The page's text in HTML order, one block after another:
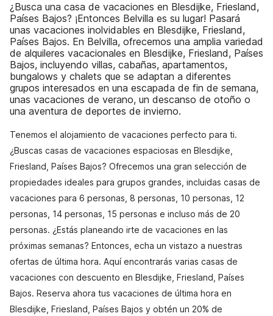
¿Busca una casa de vacaciones en Blesdijke, Friesland,
Países Bajos? ¡Entonces Belvilla es su lugar! Pasará
unas vacaciones inolvidables en Blesdijke, Friesland,
Países Bajos. En Belvilla, ofrecemos una amplia variedad
de alquileres vacacionales en Blesdijke, Friesland, Países
Bajos, incluyendo villas, cabañas, apartamentos,
bungalows y chalets que se adaptan a diferentes
grupos interesados en una escapada de fin de semana,
unas vacaciones de verano, un descanso de otoño o
una aventura de deportes de invierno.
Tenemos el alojamiento de vacaciones perfecto para ti.
¿Buscas casas de vacaciones espaciosas en Blesdijke,
Friesland, Países Bajos? Ofrecemos una gran selección de
propiedades ideales para grupos grandes, incluidas casas de
vacaciones para 6 personas, 8 personas, 10 personas, 12
personas, 14 personas, 15 personas e incluso más de 20
personas. ¿Estás planeando irte de vacaciones en las
próximas semanas? Entonces, echa un vistazo a nuestras
ofertas de última hora. Aquí encontrarás varias casas de
vacaciones con descuento en Blesdijke, Friesland, Países
Bajos. Reserva ahora tus vacaciones de última hora en
Blesdijke, Friesland, Países Bajos y obtén un 20% de